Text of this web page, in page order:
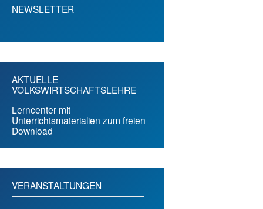
NEWSLETTER
AKTUELLE
VOLKSWIRTSCHAFTSLEHRE
Lerncenter mit
Unterrichtsmaterialien zum freien
Download
VERANSTALTUNGEN